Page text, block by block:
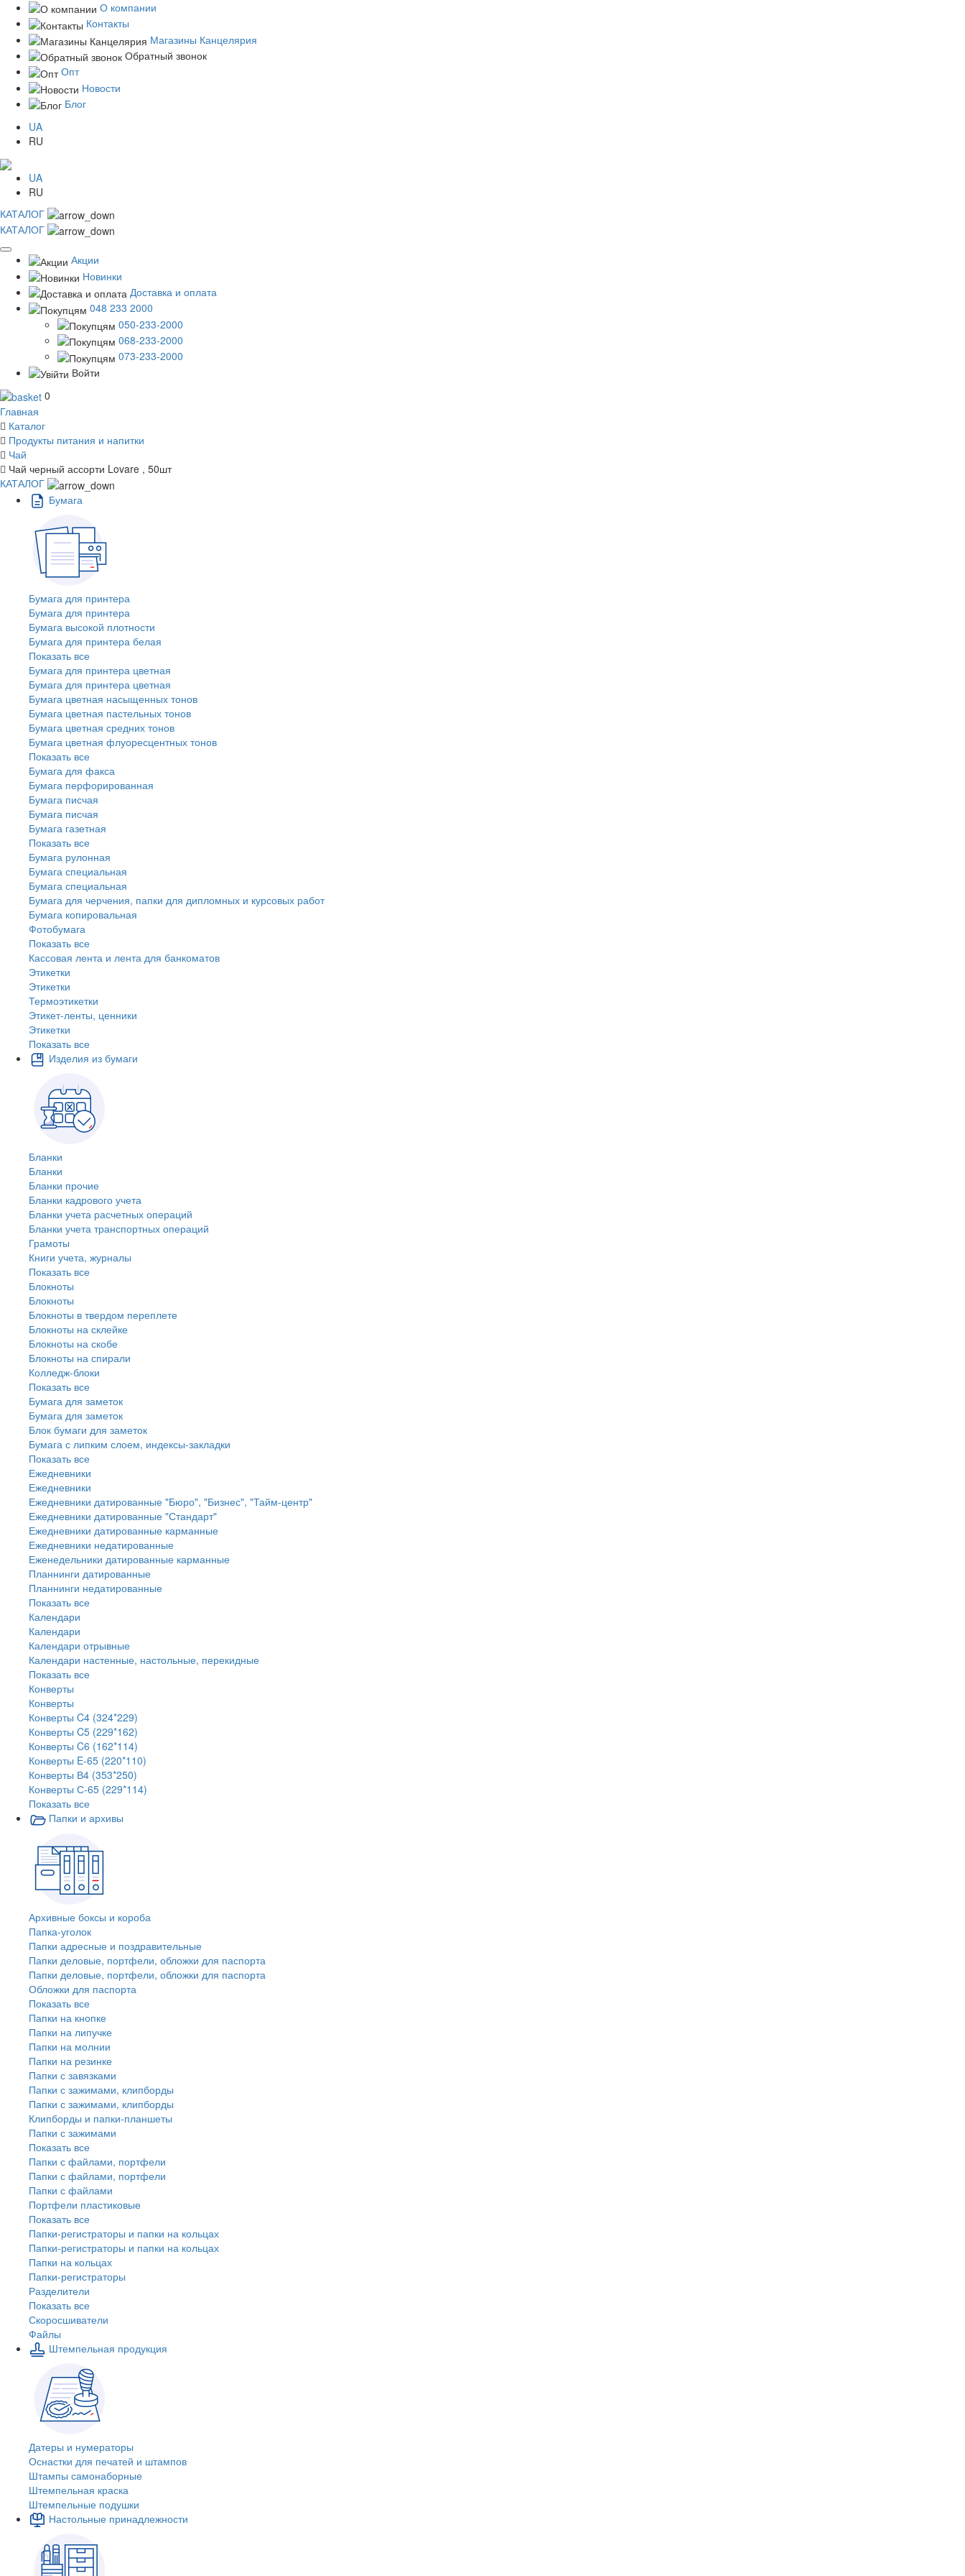
О компании
Контакты
Магазины Канцелярия
Обратный звонок
Опт
Новости
Блог
UA
RU
UA
RU
КАТАЛОГ
КАТАЛОГ
Акции
Новинки
Доставка и оплата
048 233 2000
050-233-2000
068-233-2000
073-233-2000
Войти
0
Главная
Каталог
Продукты питания и напитки
Чай
Чай черный ассорти Lovare , 50шт
КАТАЛОГ
Бумага
Бумага для принтера
Бумага для принтера
Бумага высокой плотности
Бумага для принтера белая
Показать все
Бумага для принтера цветная
Бумага для принтера цветная
Бумага цветная насыщенных тонов
Бумага цветная пастельных тонов
Бумага цветная средних тонов
Бумага цветная флуоресцентных тонов
Показать все
Бумага для факса
Бумага перфорированная
Бумага писчая
Бумага писчая
Бумага газетная
Показать все
Бумага рулонная
Бумага специальная
Бумага специальная
Бумага для черчения, папки для дипломных и курсовых работ
Бумага копировальная
Фотобумага
Показать все
Кассовая лента и лента для банкоматов
Этикетки
Этикетки
Термоэтикетки
Этикет-ленты, ценники
Этикетки
Показать все
Изделия из бумаги
Бланки
Бланки
Бланки прочие
Бланки кадрового учета
Бланки учета расчетных операций
Бланки учета транспортных операций
Грамоты
Книги учета, журналы
Показать все
Блокноты
Блокноты
Блокноты в твердом переплете
Блокноты на склейке
Блокноты на скобе
Блокноты на спирали
Колледж-блоки
Показать все
Бумага для заметок
Бумага для заметок
Блок бумаги для заметок
Бумага с липким слоем, индексы-закладки
Показать все
Ежедневники
Ежедневники
Ежедневники датированные "Бюро", "Бизнес", "Тайм-центр"
Ежедневники датированные "Стандарт"
Ежедневники датированные карманные
Ежедневники недатированные
Еженедельники датированные карманные
Планнинги датированные
Планнинги недатированные
Показать все
Календари
Календари
Календари отрывные
Календари настенные, настольные, перекидные
Показать все
Конверты
Конверты
Конверты C4 (324*229)
Конверты C5 (229*162)
Конверты C6 (162*114)
Конверты E-65 (220*110)
Конверты В4 (353*250)
Конверты С-65 (229*114)
Показать все
Папки и архивы
Архивные боксы и короба
Папка-уголок
Папки адресные и поздравительные
Папки деловые, портфели, обложки для паспорта
Папки деловые, портфели, обложки для паспорта
Обложки для паспорта
Показать все
Папки на кнопке
Папки на липучке
Папки на молнии
Папки на резинке
Папки с завязками
Папки с зажимами, клипборды
Папки с зажимами, клипборды
Клипборды и папки-планшеты
Папки с зажимами
Показать все
Папки с файлами, портфели
Папки с файлами, портфели
Папки с файлами
Портфели пластиковые
Показать все
Папки-регистраторы и папки на кольцах
Папки-регистраторы и папки на кольцах
Папки на кольцах
Папки-регистраторы
Разделители
Показать все
Скоросшиватели
Файлы
Штемпельная продукция
Датеры и нумераторы
Оснастки для печатей и штампов
Штампы самонаборные
Штемпельная краска
Штемпельные подушки
Настольные принадлежности